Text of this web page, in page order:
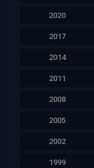
2020
2017
2014
2011
2008
2005
2002
1999